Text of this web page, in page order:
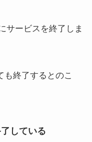
サービスを終了しま
も終了するとのこ
している